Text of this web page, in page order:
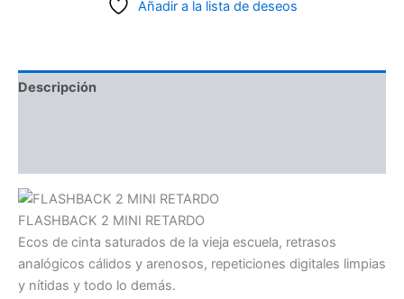
Añadir a la lista de deseos
Descripción
FLASHBACK 2 MINI RETARDO
Ecos de cinta saturados de la vieja escuela, retrasos
analógicos cálidos y arenosos, repeticiones digitales limpias
y nítidas y todo lo demás.